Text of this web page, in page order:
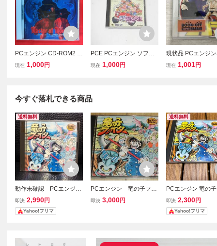
PCエンジン CD-ROM2 マ
スターオブモンスターズ
現在 1,000円
PCE PCエンジン ソフト
遊々人生
現在 1,000円
現状品 PCエンジ
コブラ 黒竜王の伝
現在 1,001円
今すぐ落札できる商品
送料無料
動作未確認 PCエンジン
竜の子ファイター HuCA
RD トンキンハウス ハ
ガキ付
即決 2,990円
Yahoo!フリマ
PCエンジン 竜の子ファ
イター トンキンハウ
即決 3,000円
送料無料
PCエンジン 竜の
ター HuCARD ト
ハウス
即決 2,300円
Yahoo!フリマ